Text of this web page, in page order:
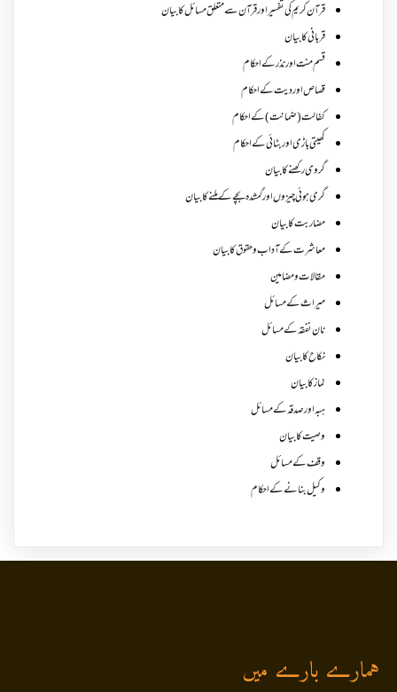
قرآن کریم کی تفسیر اور قرآن سے متعلق مسائل کا بیان
قربانی کا بیان
قسم منت اور نذر کے احکام
قصاص اور دیت کے احکام
کفالت (ضمانت) کے احکام
کھیتی باڑی اور بٹائی کے احکام
گروی رکھنے کا بیان
گری ہوئی چیزوں اورگمشدہ بچے کے ملنے کا بیان
مضاربت کا بیان
معاشرت کے آداب و حقوق کا بیان
مقالات ومضامین
میراث کے مسائل
نان نفقہ کے مسائل
نکاح کا بیان
نماز کا بیان
ہبہ اور صدقہ کے مسائل
وصیت کا بیان
وقف کے مسائل
وکیل بنانے کے احکام
ہمارے بارے میں